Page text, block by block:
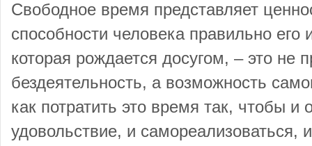
Свободное время представляет
способности человека правильно его
которая рождается досугом, – это не
бездеятельность, а возможность
как потратить это время так, чтобы и
удовольствие, и самореализоваться,